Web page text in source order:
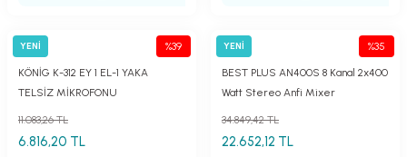
YENİ %39
König
KÖNİG K-312 EY 1 EL-1 YAKA
TELSİZ MİKROFONU
6.816,20 TL
11.083,26 TL
YENİ %35
Best
BEST PLUS AN400S 8 Kanal 2x400
Watt Stereo Anfi Mixer
22.652,12 TL
34.849,42 TL